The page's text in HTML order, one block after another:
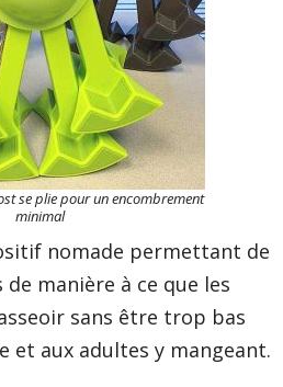
se plie pour un encombrement
minimal
nomade permettant de
de manière à ce que les
sans être trop bas
et aux adultes y mangeant.